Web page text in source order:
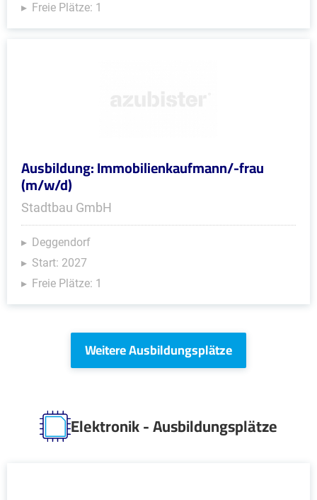
Freie Plätze: 1
Ausbildung: Immobilienkaufmann/-frau
(m/w/d)
Stadtbau GmbH
Deggendorf
Start: 2027
Freie Plätze: 1
Weitere Ausbildungsplätze
Elektronik - Ausbildungsplätze